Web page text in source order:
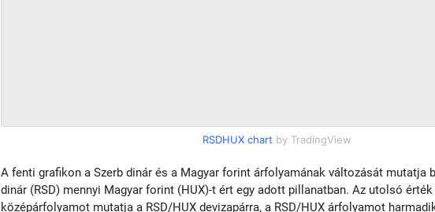
RSDHUX chart by TradingView
A fenti grafikon a Szerb dinár és a Magyar forint árfolyamának változását mutatja
dinár (RSD) mennyi Magyar forint (HUX)-t ért egy adott pillanatban. Az utolsó
középárfolyamot mutatja a RSD/HUX devizapárra, a RSD/HUX árfolyamot